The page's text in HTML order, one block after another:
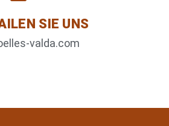
SIE UNS
valda.com